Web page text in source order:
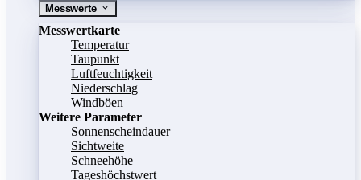
Messwerte
Messwertkarte
Temperatur
Taupunkt
Luftfeuchtigkeit
Niederschlag
Windböen
Weitere Parameter
Sonnenscheindauer
Sichtweite
Schneehöhe
Tageshöchstwert